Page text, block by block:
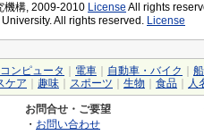
機構, 2009-2010 License All rights
All rights reserved. License
コンピュータ 電車 自動車・バイク 船
ケア 趣味 スポーツ 生物 食品 人
お問合せ・ご要望
・ お問い合わせ